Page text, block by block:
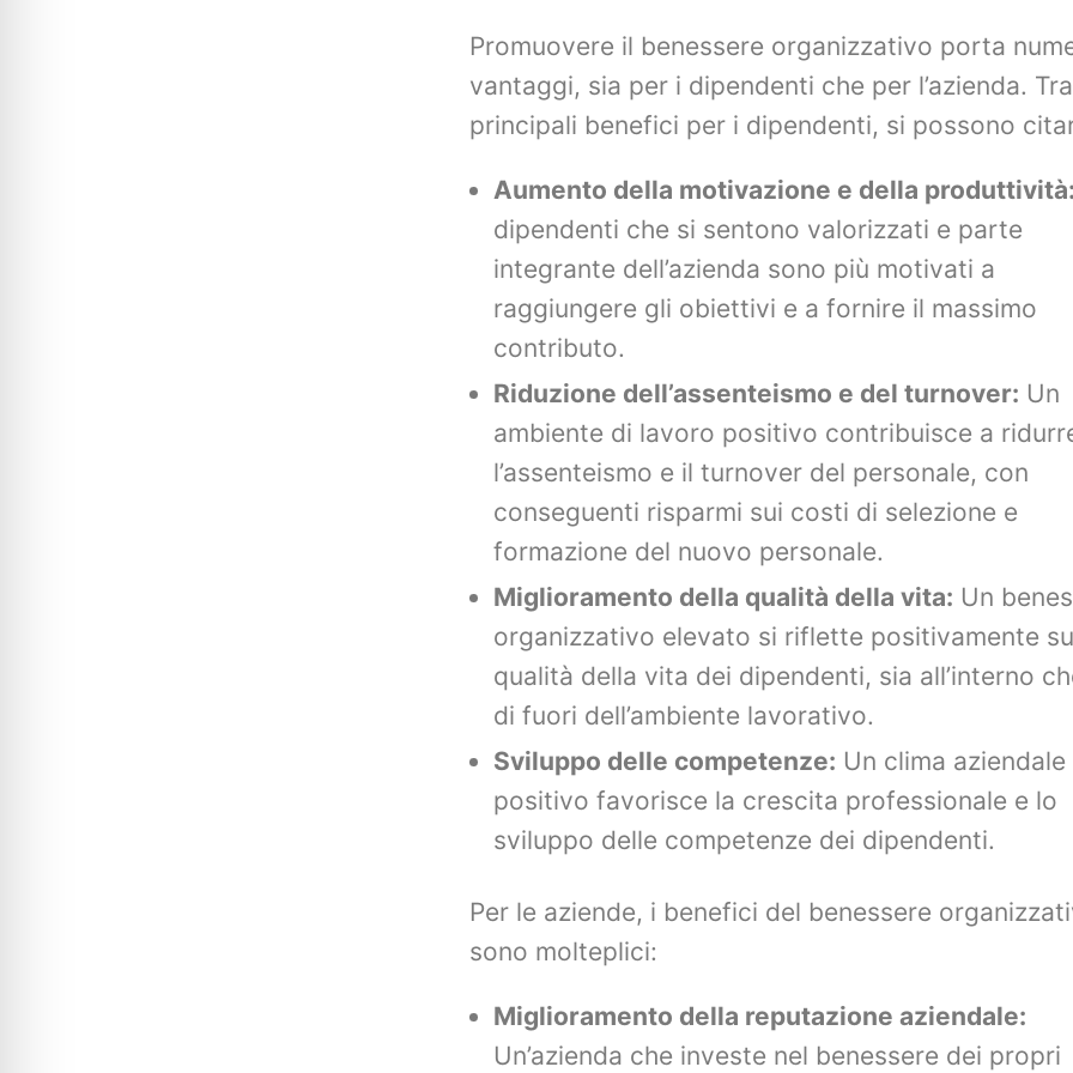
Promuovere il benessere organizzativo porta
vantaggi, sia per i dipendenti che per l’azienda.
principali benefici per i dipendenti, si possono
Aumento della motivazione e della produttività:
dipendenti che si sentono valorizzati e parte
integrante dell’azienda sono più motivati a
raggiungere gli obiettivi e a fornire il massimo
contributo.
Riduzione dell’assenteismo e del turnover: Un
ambiente di lavoro positivo contribuisce a
l’assenteismo e il turnover del personale, con
conseguenti risparmi sui costi di selezione e
formazione del nuovo personale.
Miglioramento della qualità della vita: Un
organizzativo elevato si riflette positivamente
qualità della vita dei dipendenti, sia all’interno
di fuori dell’ambiente lavorativo.
Sviluppo delle competenze: Un clima aziendale
positivo favorisce la crescita professionale e lo
sviluppo delle competenze dei dipendenti.
Per le aziende, i benefici del benessere
sono molteplici:
Miglioramento della reputazione aziendale:
Un’azienda che investe nel benessere dei propri